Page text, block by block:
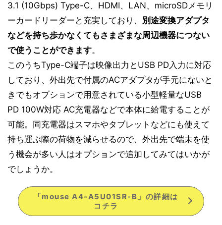
3.1 (10Gbps) Type-C、HDMI、LAN、microSDメモリ
ーカードリーダーと充実しており、 別途変換アダプタ
などを持ち歩かなくてもさまざまな周辺機器につない
で使うことができます。
このうちType-C端子は映像出力とUSB PD入力に対応
しており、外出先で付属のACアダプタが手元にないと
きでもオプションで用意されている小型軽量なUSB
PD 100W対応 AC充電器などで本体に給電することが
可能。同充電器はスマホやタブレットなどにも使えて
持ち運ぶ際の荷物を減らせるので、外出先で端末を使
う機会が多い人はオプションで追加してみてはいかが
でしょうか。
「mouse A4-A5U01SR-B」の詳細は
コチラ